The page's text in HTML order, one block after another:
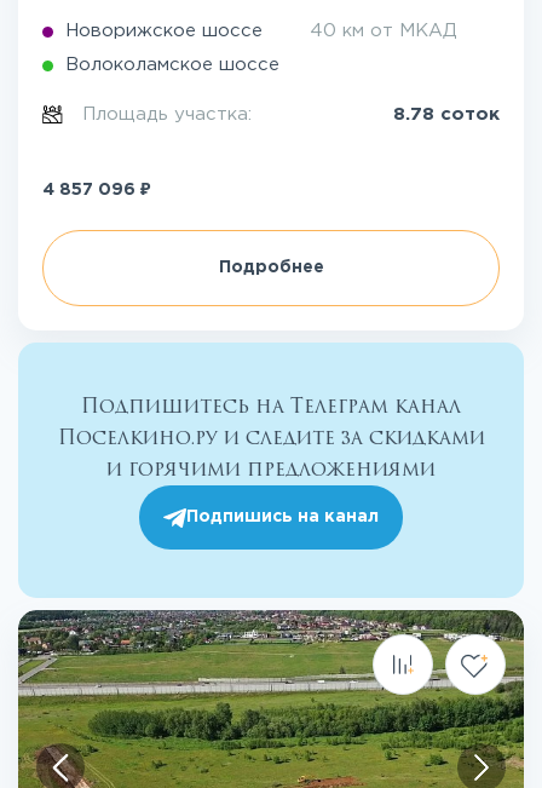
Новорижское шоссе 40 км от МКАД
Волоколамское шоссе
Площадь участка: 8.78 соток
4 857 096 ₽
Подробнее
Подпишитесь на Телеграм канал
Поселкино.ру и следите за скидками
и горячими предложениями
Подпишись на канал